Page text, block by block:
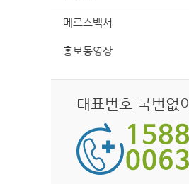
메르스백서
홍보동영상
대표번호 국번없이